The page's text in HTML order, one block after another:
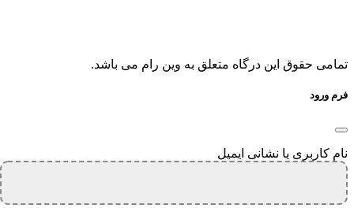
تمامی حقوق این درگاه متعلق به وین رام می باشد.
فرم ورود
نام کاربری یا نشانی ایمیل